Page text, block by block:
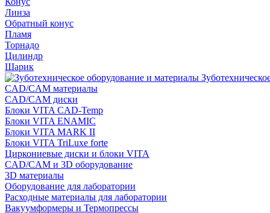
Линза
Обратный конус
Пламя
Торнадо
Цилиндр
Шарик
CAD/CAM материалы
CAD/CAM диски
Блоки VITA CAD-Temp
Блоки VITA ENAMIC
Блоки VITA MARK II
Блоки VITA TriLuxe forte
Циркониевые диски и блоки VITA
CAD/CAM и 3D оборудование
3D материалы
Оборудование для лаборатории
Расходные материалы для лаборатории
Вакуумформеры и Термопрессы